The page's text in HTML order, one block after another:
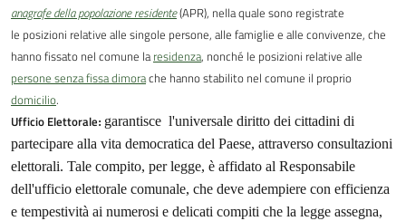
anagrafe della popolazione residente(APR), nella quale sono registrate
le posizioni relative alle singole persone, alle famiglie e alle convivenze, che
hanno fissato nel comune laresidenza, nonché le posizioni relative alle
persone senza fissa dimorache hanno stabilito nel comune il proprio
domicilio.
Ufficio Elettorale: garantisce l'universale diritto dei cittadini di
partecipare alla vita democratica del Paese, attraverso consultazioni
elettorali. Tale compito, per legge, è affidato al Responsabile
dell'ufficio elettorale comunale, che deve adempiere con efficienza
e tempestività ai numerosi e delicati compiti che la legge assegna,